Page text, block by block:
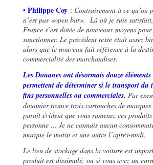
• Philippe Coy : Contrairement à ce qu’on
n’est pas «open bar». Là où je suis
France s’est dotée de nouveaux moyens
sanctionner. Le précédent texte était assez
alors que le nouveau fait référence à la
commercialité des marchandises.
Les Douanes ont désormais douze
permettent de déterminer si le transport du
fins personnelles ou commerciales. Par
douanier trouve trois cartouches de
paraît évident que vous ramenez ces
personne … Je ne connais aucun
marque le matin et une autre l’après-midi.
Le lieu de stockage dans la voiture est
produit est dissimulé, ou si vous avez un